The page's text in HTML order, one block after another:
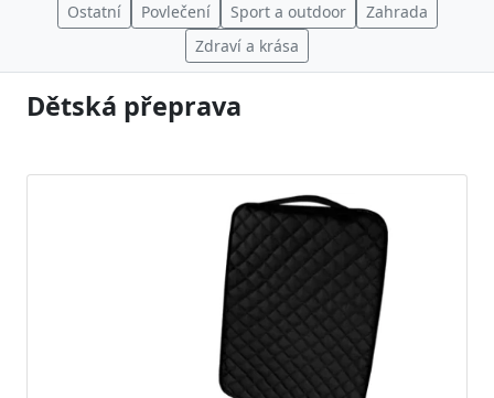
Ostatní
Povlečení Sport a outdoor
Zahrada
Zdraví a krása
Dětská přeprava